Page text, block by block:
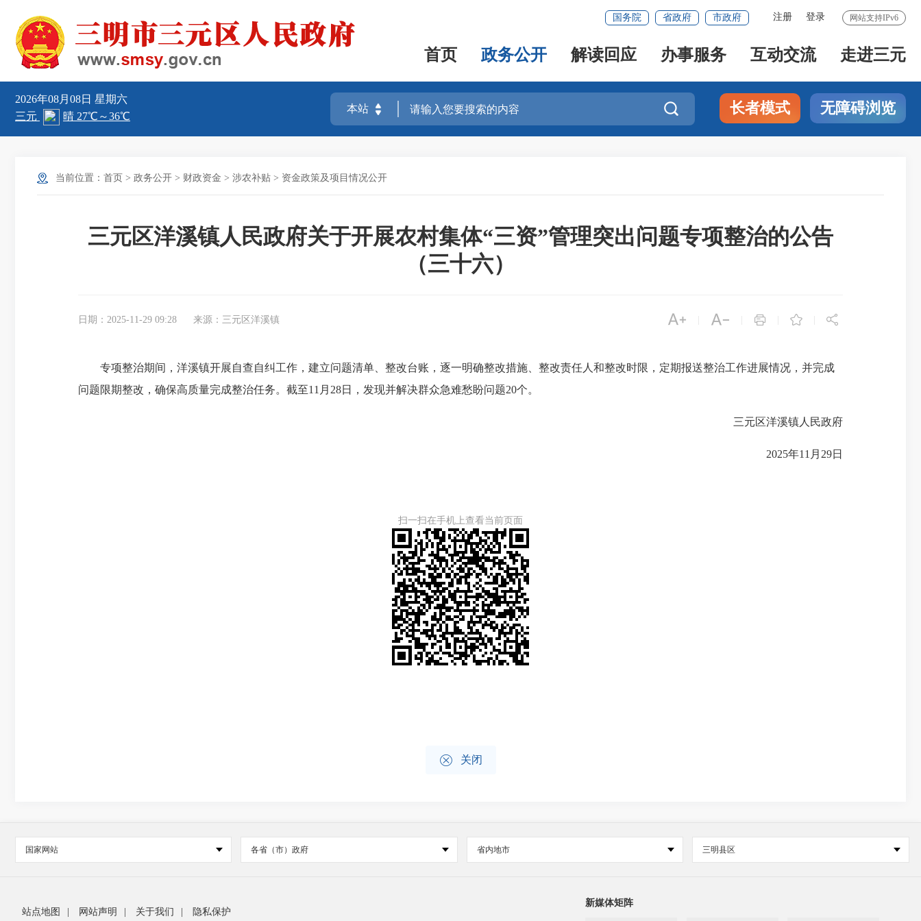
网站支持IPv6
注册 登录
国务院 省政府 市政府
首页 政务公开 解读回应 办事服务 互动交流 走进三元
2026年08月08日 星期六
 长者模式 无障碍浏览
当前位置： 首页 > 政务公开 > 财政资金 > 涉农补贴 > 资金政策及项目情况公开
三元区洋溪镇人民政府关于开展农村集体“三资”管理突出问题专项整治的公告
（三十六）
日期：2025-11-29 09:28 来源：三元区洋溪镇     
专项整治期间，洋溪镇开展自查自纠工作，建立问题清单、整改台账，逐一明确整改措施、整改责任人和整改时限，定期报送整治工作进展情况，并完成
问题限期整改，确保高质量完成整治任务。截至11月28日，发现并解决群众急难愁盼问题20个。
三元区洋溪镇人民政府
2025年11月29日
扫一扫在手机上查看当前页面
 关闭
国家网站 各省（市）政府 省内地市 三明县区
站点地图 网站声明 关于我们 隐私保护
新媒体矩阵